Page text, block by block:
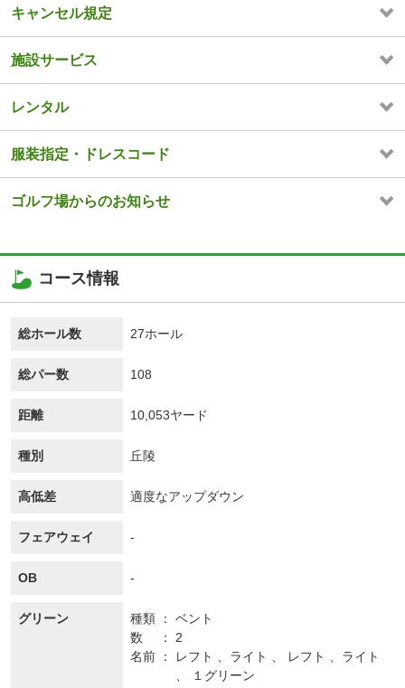
キャンセル規定
施設サービス
レンタル
服装指定・ドレスコード
ゴルフ場からのお知らせ
コース情報
総ホール数 27ホール
総パー数 108
距離 10,053ヤード
種別 丘陵
高低差 適度なアップダウン
フェアウェイ -
OB -
グリーン 種類
ベント
数
2
名前
レフト 、ライト 、 レフト 、ライト
、 １グリーン